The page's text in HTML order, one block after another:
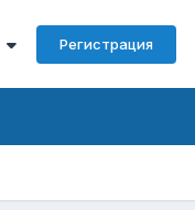
Регистрация